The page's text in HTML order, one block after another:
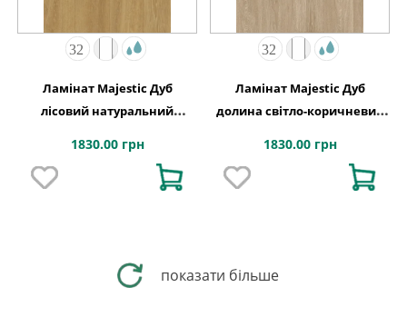
Ламінат Majestic Дуб
лісовий натуральний
1830.00 грн
Ламінат Majestic Дуб
долина світло-коричневий
1830.00 грн
показати більше